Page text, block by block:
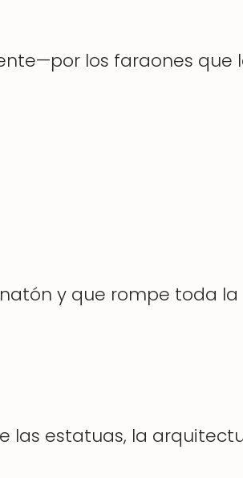
los faraones que
y que rompe toda
las estatuas, la